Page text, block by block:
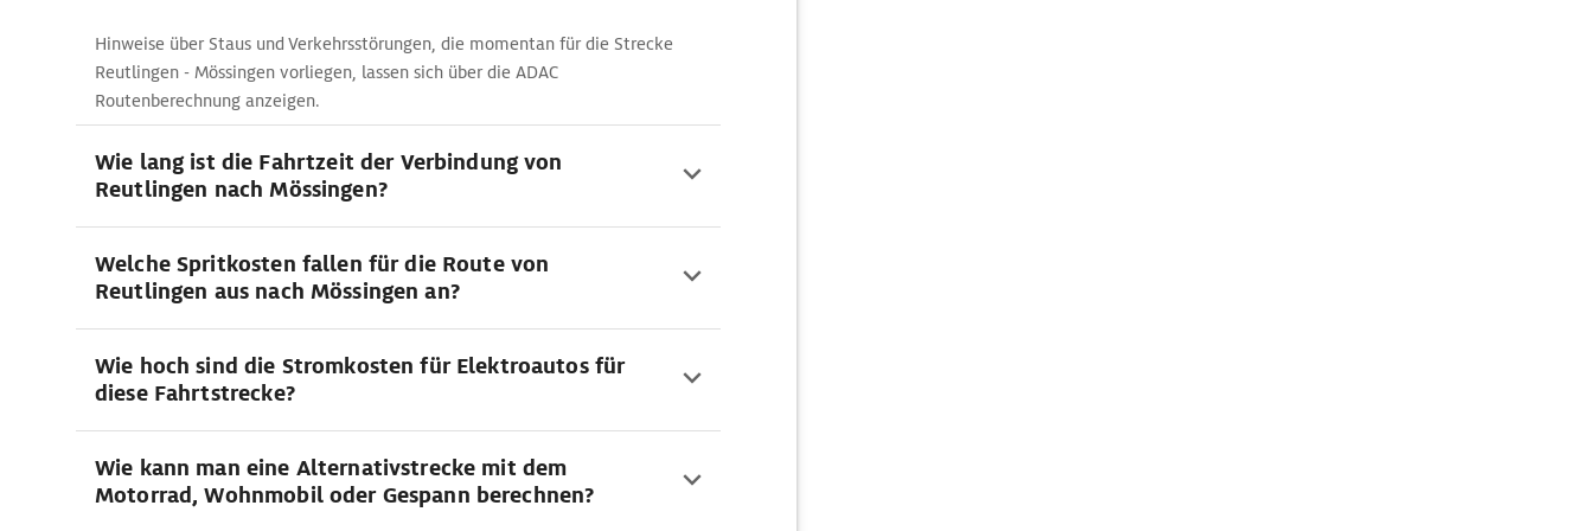
Hinweise über Staus und Verkehrsstörungen, die momentan für die Strecke
Reutlingen - Mössingen vorliegen, lassen sich über die ADAC
Routenberechnung anzeigen.
Wie lang ist die Fahrtzeit der Verbindung von
Reutlingen nach Mössingen?
Welche Spritkosten fallen für die Route von
Reutlingen aus nach Mössingen an?
Wie hoch sind die Stromkosten für Elektroautos für
diese Fahrtstrecke?
Wie kann man eine Alternativstrecke mit dem
Motorrad, Wohnmobil oder Gespann berechnen?